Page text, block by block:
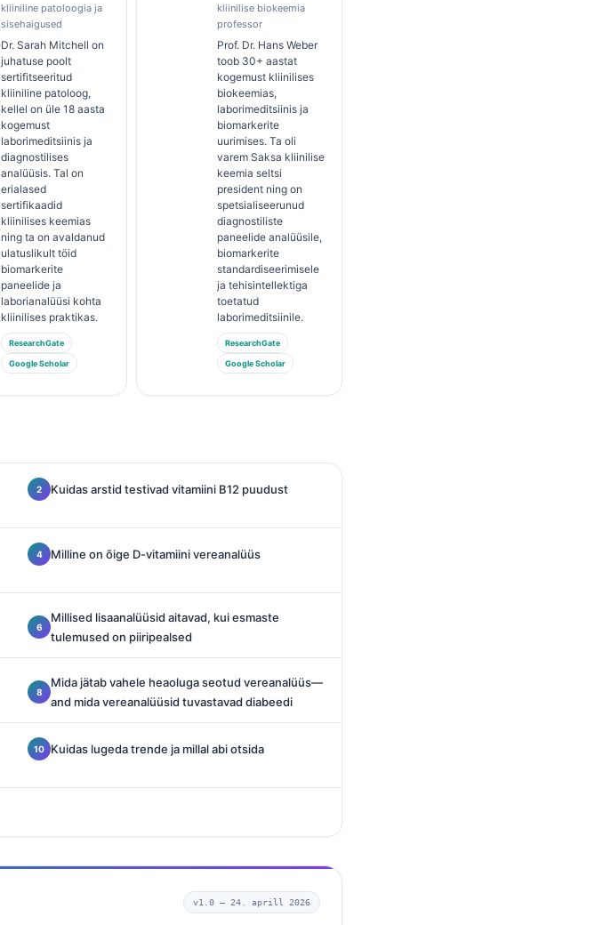
kliiniline patoloogia ja
sisehaigused
Dr. Sarah Mitchell on
juhatuse poolt
sertifitseeritud
kliiniline patoloog,
kellel on üle 18 aasta
kogemust
laborimeditsiinis ja
diagnostilises
analüüsis. Tal on
erialased
sertifikaadid
kliinilises keemias
ning ta on avaldanud
ulatuslikult töid
biomarkerite
paneelide ja
laborianalüüsi kohta
kliinilises praktikas.
ResearchGate
Google Scholar
kliinilise biokeemia
professor
Prof. Dr. Hans Weber
toob 30+ aastat
kogemust kliinilises
biokeemias,
laborimeditsiinis ja
biomarkerite
uurimises. Ta oli
varem Saksa kliinilise
keemia seltsi
president ning on
spetsialiseerunud
diagnostiliste
paneelide analüüsile,
biomarkerite
standardiseerimisele
ja tehisintellektiga
toetatud
laborimeditsiinile.
ResearchGate
Google Scholar
Kuidas arstid testivad vitamiini B12 puudust
Milline on õige D-vitamiini vereanalüüs
Millised lisaanalüüsid aitavad, kui esmaste
tulemused on piiripealsed
Mida jätab vahele heaoluga seotud vereanalüüs—
and mida vereanalüüsid tuvastavad diabeedi
Kuidas lugeda trende ja millal abi otsida
v1.0 — 24. aprill 2026